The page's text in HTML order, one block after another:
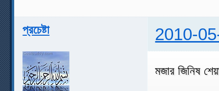
প্রচেষ্টা 2010-
মজার জিনিষ